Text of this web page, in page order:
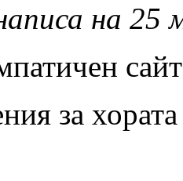
на 25
за